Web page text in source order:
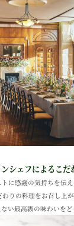
シェフによるこ
に感謝の気持ちを伝
りの料理をお召し上が
い最高級の味わいをど